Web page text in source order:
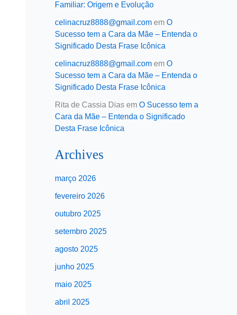
Familiar: Origem e Evolução
celinacruz8888@gmail.com em O
Sucesso tem a Cara da Mãe – Entenda o
Significado Desta Frase Icônica
celinacruz8888@gmail.com em O
Sucesso tem a Cara da Mãe – Entenda o
Significado Desta Frase Icônica
Rita de Cassia Dias em O Sucesso tem a
Cara da Mãe – Entenda o Significado
Desta Frase Icônica
Archives
março 2026
fevereiro 2026
outubro 2025
setembro 2025
agosto 2025
junho 2025
maio 2025
abril 2025